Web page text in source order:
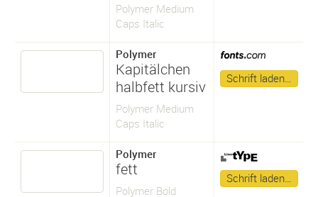
Polymer Medium
Caps Italic
Polymer
Kapitälchen
halbfett kursiv
Polymer Medium
Caps Italic
Schrift laden…
Polymer
fett
Polymer Bold
Schrift laden…